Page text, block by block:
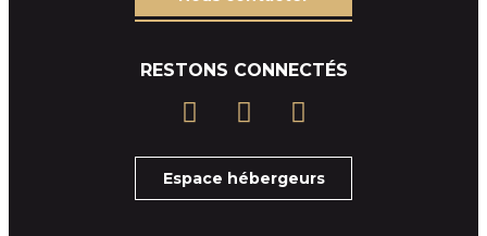
RESTONS CONNECTÉS
Espace hébergeurs